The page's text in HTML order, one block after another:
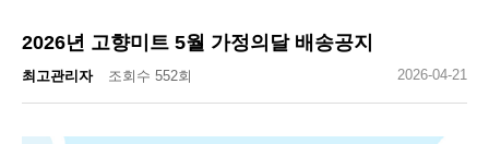
2026년 고향미트 5월 가정의달 배송공지
최고관리자 조회수 552회 2026-04-21